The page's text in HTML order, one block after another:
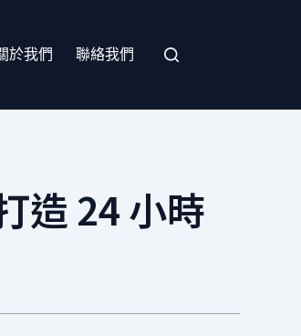
於我們 聯絡我們
造 24 小時